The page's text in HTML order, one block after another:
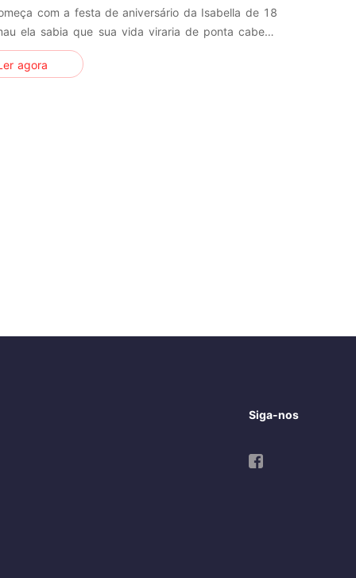
com a festa de aniversário da Isabella de 18
ela sabia que sua vida viraria de ponta cabeça
sobre seres sobrenaturais.E conhecer um
que mudaria sua vida.
agora
Siga-nos